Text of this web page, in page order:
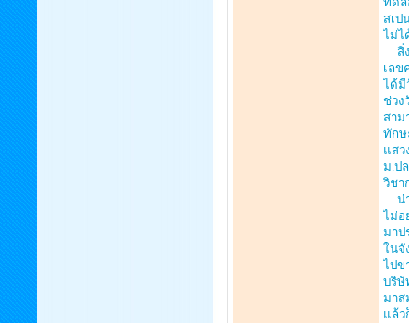
สเป
ไม่ไ
สิ่ง
เลข
ได้มี
ช่วง
สาม
ทักษ
แสว
ม.ป
วิชา
น่า
ไม่อ
มาป
ในจั
ไปข
บริษั
มาส
แล้ว